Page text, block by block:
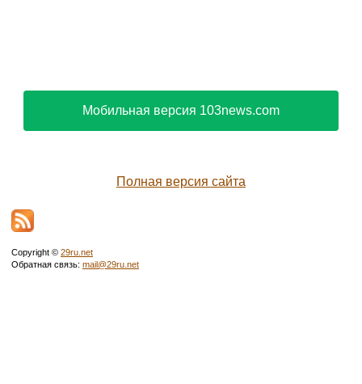
Мобильная версия 103news.com
Полная версия сайта
Copyright © 29ru.net
Обратная связь: mail@29ru.net